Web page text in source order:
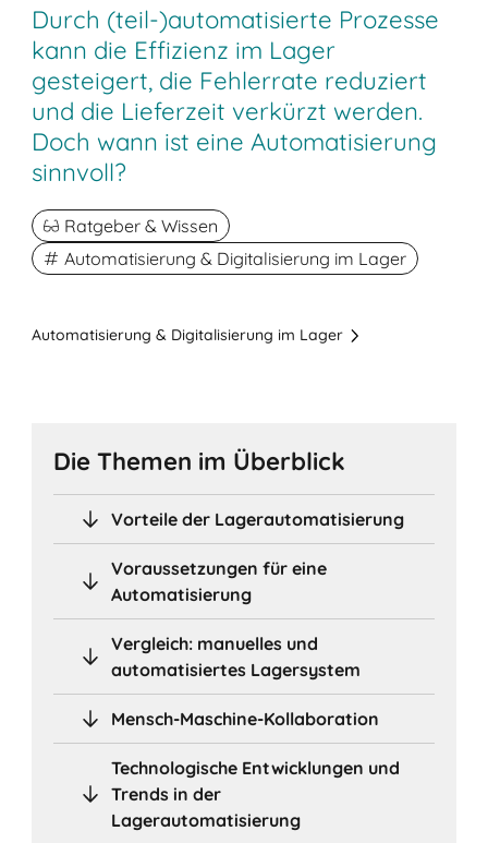
Durch (teil-)automatisierte Prozesse
kann die Effizienz im Lager
gesteigert, die Fehlerrate reduziert
und die Lieferzeit verkürzt werden.
Doch wann ist eine Automatisierung
sinnvoll?
Ratgeber & Wissen
Automatisierung & Digitalisierung im Lager
Automatisierung & Digitalisierung im Lager
Die Themen im Überblick
Vorteile der Lagerautomatisierung
Voraussetzungen für eine
Automatisierung
Vergleich: manuelles und
automatisiertes Lagersystem
Mensch-Maschine-Kollaboration
Technologische Entwicklungen und
Trends in der
Lagerautomatisierung